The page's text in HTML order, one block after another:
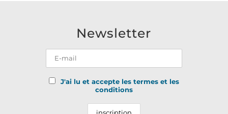
Newsletter
J'ai lu et accepte les termes et les
conditions